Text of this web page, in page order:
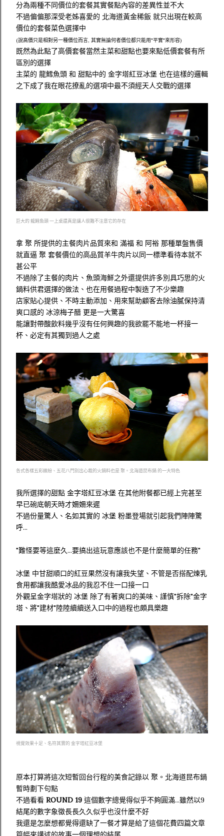
分為兩種不同價位的套餐其實餐點內容的差異性並不大
不過偏偏那深受老姊喜愛的 北海道黃金稀飯 就只出現在較高
價位的套餐菜色選擇中
(說高價只是相對另一種價位而言, 其實無論何者價位都只能用"平實"來形容)
既然為此點了高價套餐當然主菜和甜點也要來點低價套餐有所
區別的選擇
主菜的 龍鱈魚頭 和 甜點中的 金字塔紅豆冰堡 也在這樣的邏輯
之下成了我在眼花撩亂的選項中最不須經天人交戰的選擇
巨大的 龍鱈魚頭 一上桌還真是讓人很難不注意它的存在
拿 聚 所提供的主餐肉片品質來和 滿福 和 阿裕 那種單盤售價
就直逼 聚 套餐價位的高品質羊牛肉片以同一標準看待本就不
甚公平
不過除了主餐的肉片、魚頭海鮮之外還提供許多別具巧思的火
鍋料供君選擇的做法、也在用餐過程中製造了不少樂趣
店家貼心提供、不時主動添加、用來幫助顧客去除油膩保持清
爽口感的 冰涼梅子醋 更是一大驚喜
能讓對帶酸飲料幾乎沒有任何興趣的我欲罷不能地一杯接一
杯、必定有其獨到過人之處
各式各樣五彩繽紛、五花八門別出心裁的火鍋料也是 聚。北海道昆布鍋 的一大特色
我所選擇的甜點 金字塔紅豆冰堡 在其他附餐都已經上完甚至
早已碗底朝天時才姍姍來遲
不過份量驚人、名如其實的 冰堡 粉墨登場就引起我們陣陣驚
呼...
"難怪要等這麼久...要搞出這玩意應該也不是什麼簡單的任務"
冰堡 中甘甜順口的紅豆果然沒有讓我失望、不管是否搭配煉乳
食用都讓我酷愛冰品的我忍不住一口接一口
外觀呈金字塔狀的 冰堡 除了有著爽口的美味、謹慎"拆除"金字
塔、將"建材"陸陸續續送入口中的過程也頗具樂趣
視覺效果十足、名符其實的 金字塔紅豆冰堡
原本打算將這次短暫回台行程的美食記錄以 聚。北海道昆布鍋
暫時劃下句點
不過看看 ROUND 19 這個數字總覺得似乎不夠圓滿...雖然以9
結尾的數字象徵長長久久似乎也沒什麼不好
我還是怎麼想都覺得還缺了一餐才算是給了這個花費四篇文章